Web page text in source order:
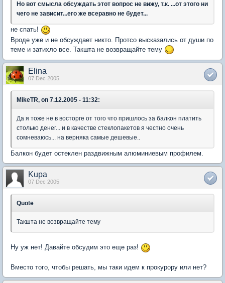
Но вот смысла обсуждать этот вопрос не вижу, т.к. ...от этого ни
чего не зависит...его же всеравно не будет...
не спать!
Вроде уже и не обсуждает никто. Протсо высказались от души по
теме и затихло все. Такшта не возвращайте тему
Elina
07 Dec 2005
MikeTR, on 7.12.2005 - 11:32:
Да я тоже не в восторге от того что пришлось за балкон платить
столько денег... и в качестве стеклопакетов я честно очень
сомневаюсь... на верняка самые дешевые..
Балкон будет остеклен раздвижным алюминиевым профилем.
Kupa
07 Dec 2005
Quote
Такшта не возвращайте тему
Ну уж нет! Давайте обсудим это еще раз!
Вместо того, чтобы решать, мы таки идем к прокурору или нет?